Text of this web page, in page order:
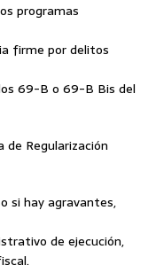
programas
firme por delitos
69-B o 69-B Bis del
de Regularización
si hay agravantes,
de ejecución,